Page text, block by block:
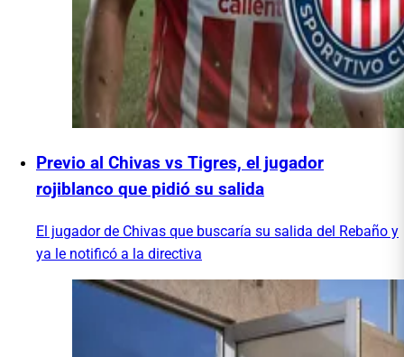
Previo al Chivas vs Tigres, el jugador
rojiblanco que pidió su salida
El jugador de Chivas que buscaría su salida del Rebaño y
ya le notificó a la directiva